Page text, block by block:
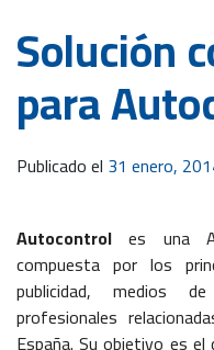
Solución
para
Publicado el 31 enero,
Autocontrol es una
compuesta por los
publicidad, medios
profesionales
España. Su objetivo es